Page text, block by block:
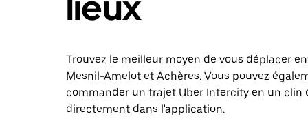
Trouvez le meilleur moyen de vous déplacer
Mesnil-Amelot et Achères. Vous pouvez
commander un trajet Uber Intercity en un clin
directement dans l'application.